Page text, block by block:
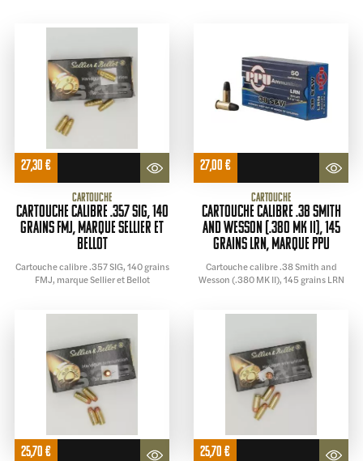
27,30 €
Cartouche
Cartouche calibre .357 SIG, 140
grains FMJ, marque Sellier et
Bellot
Cartouche calibre .357 SIG, 140 grains
FMJ, marque Sellier et Bellot
27,00 €
Cartouche
Cartouche calibre .38 Smith
and Wesson (.380 MK II), 145
grains LRN, marque PPU
Cartouche calibre .38 Smith and
Wesson (.380 MK II), 145 grains LRN
25,70 € 25,70 €